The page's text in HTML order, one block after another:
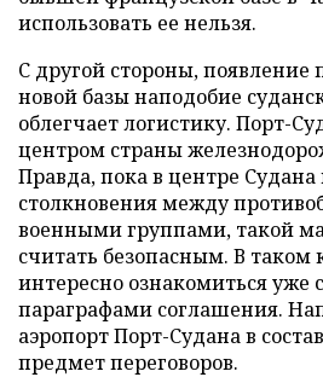
использовать ее нельзя.
С другой стороны,
новой базы наподобие
облегчает логистику. Порт-
центром страны
Правда, пока в центре Судана
столкновения между
военными группами, такой
считать безопасным. В таком
интересно ознакомиться уже
параграфами соглашения.
аэропорт Порт-Судана в
предмет переговоров.